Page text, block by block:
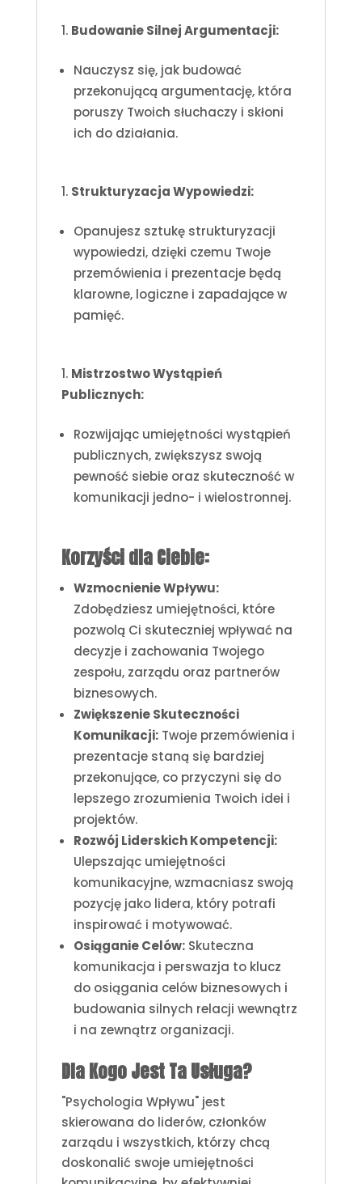
Budowanie Silnej Argumentacji:
Nauczysz się, jak budować
przekonującą argumentację, która
poruszy Twoich słuchaczy i skłoni
ich do działania.
Strukturyzacja Wypowiedzi:
Opanujesz sztukę strukturyzacji
wypowiedzi, dzięki czemu Twoje
przemówienia i prezentacje będą
klarowne, logiczne i zapadające w
pamięć.
Mistrzostwo Wystąpień
Publicznych:
Rozwijając umiejętności wystąpień
publicznych, zwiększysz swoją
pewność siebie oraz skuteczność w
komunikacji jedno- i wielostronnej.
Korzyści dla Ciebie:
Wzmocnienie Wpływu:
Zdobędziesz umiejętności, które
pozwolą Ci skuteczniej wpływać na
decyzje i zachowania Twojego
zespołu, zarządu oraz partnerów
biznesowych.
Zwiększenie Skuteczności
Komunikacji:Twoje przemówienia i
prezentacje staną się bardziej
przekonujące, co przyczyni się do
lepszego zrozumienia Twoich idei i
projektów.
Rozwój Liderskich Kompetencji:
Ulepszając umiejętności
komunikacyjne, wzmacniasz swoją
pozycję jako lidera, który potrafi
inspirować i motywować.
Osiąganie Celów:Skuteczna
komunikacja i perswazja to klucz
do osiągania celów biznesowych i
budowania silnych relacji wewnątrz
i na zewnątrz organizacji.
Dla Kogo Jest Ta Usługa?
"Psychologia Wpływu" jest
skierowana do liderów, członków
zarządu i wszystkich, którzy chcą
doskonalić swoje umiejętności